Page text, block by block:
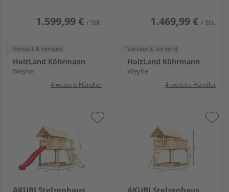
1.599,99 € / Stk.
Verkauf & Versand
HolzLand Köhrmann
Weyhe
4 weitere Händler
1.469,99 € / Stk.
Verkauf & Versand
HolzLand Köhrmann
Weyhe
4 weitere Händler